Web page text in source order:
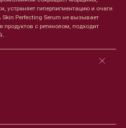
устраняет гиперпигментацию и очаги
Perfecting Serum не вызывает
продуктов с ретинолом, подходит